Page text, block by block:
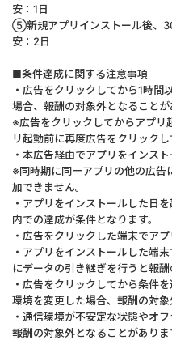
安：1日
⑤新規アプリインストール後、
安：2日
■条件達成に関する注意事項
・広告をクリックしてから1時間
場合、報酬の対象外となることが
※広告をクリックしてからアプリ
リ起動前に再度広告をクリックし
・本広告経由でアプリをインス
※同時期に同一アプリの他の広告
加できません。
・アプリをインストールした日
内での達成が条件となります。
・広告をクリックした端末でア
・アプリをインストールした端
にデータの引き継ぎを行うと報酬
・広告をクリックしてから条件
環境を変更した場合、報酬の対象
・通信環境が不安定な状態やオ
報酬の対象外となることがありま